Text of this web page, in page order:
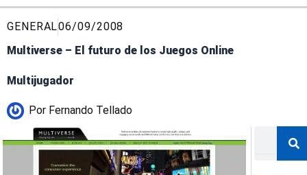
GENERAL06/09/2008
Multiverse – El futuro de los Juegos Online
Multijugador
Por Fernando Tellado